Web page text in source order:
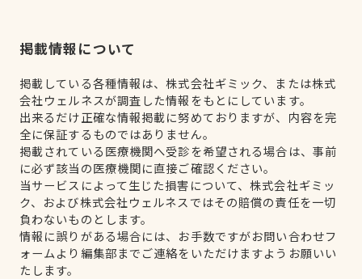
掲載情報について
掲載している各種情報は、株式会社ギミック、または株式
会社ウェルネスが調査した情報をもとにしています。
出来るだけ正確な情報掲載に努めておりますが、内容を完
全に保証するものではありません。
掲載されている医療機関へ受診を希望される場合は、事前
に必ず該当の医療機関に直接ご確認ください。
当サービスによって生じた損害について、株式会社ギミッ
ク、および株式会社ウェルネスではその賠償の責任を一切
負わないものとします。
情報に誤りがある場合には、お手数ですがお問い合わせフ
ォームより編集部までご連絡をいただけますようお願いい
たします。